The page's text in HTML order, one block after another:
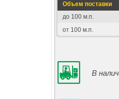
Объем поставки
до 100 м.п.
от 100 м.п.
В